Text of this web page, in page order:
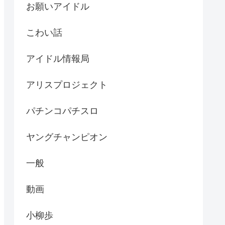
お願いアイドル
こわい話
アイドル情報局
アリスプロジェクト
パチンコパチスロ
ヤングチャンピオン
一般
動画
小柳歩